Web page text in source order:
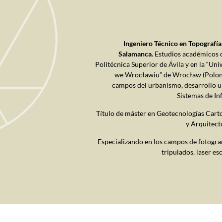
Ingeniero Técnico en
Salamanca. Estudios académicos
Politécnica Superior de Ávila y en la
we Wrocławiu” de Wrocław
campos del urbanismo, desarrollo
Sistemas de
Título de máster en Geotecnologías
y
Especializando en los campos de
tripulados, laser